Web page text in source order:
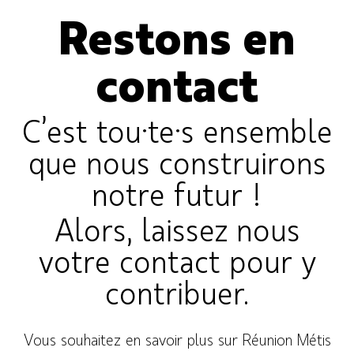
Restons en
contact
C’est tou·te·s ensemble
que nous construirons
notre futur !
Alors, laissez nous
votre contact pour y
contribuer.
Vous souhaitez en savoir plus sur Réunion Métis